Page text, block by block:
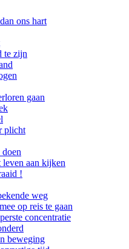
ons hart
te zijn
gaan
plicht
leven aan kijken
!
weg
op reis te gaan
concentratie
beweging